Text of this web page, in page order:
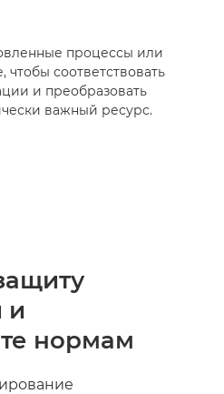
процессы или
чтобы соответствовать
и преобразовать
важный ресурс.
и
нормам